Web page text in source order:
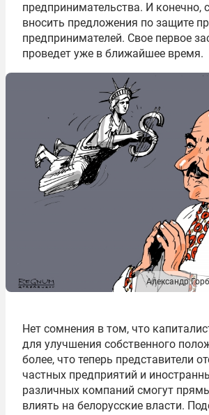
предпринимательства. И конечно,
вносить предложения по защите
предпринимателей. Свое первое
проведет уже в ближайшее время.
Александр
Нет сомнения в том, что
для улучшения собственного
более, что теперь представители
частных предприятий и
различных компаний смогут
влиять на белорусские власти.